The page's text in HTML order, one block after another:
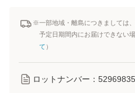
※一部地域・離島につきましては
予定日期間内にお届けできない
て ）
ロットナンバー：